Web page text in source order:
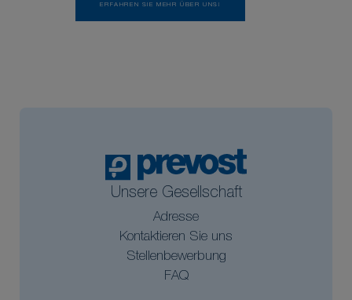
ERFAHREN SIE MEHR ÜBER UNS!
Unsere Gesellschaft
Adresse
Kontaktieren Sie uns
Stellenbewerbung
FAQ